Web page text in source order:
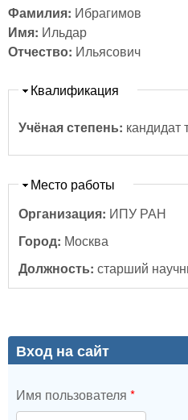
Фамилия: Ибрагимов
Имя: Ильдар
Отчество: Ильясович
Скрыть
Квалификация
Учёная степень: кандидат
Скрыть
Место работы
Организация: ИПУ РАН
Город: Москва
Должность: старший
Вход на сайт
Имя пользователя *